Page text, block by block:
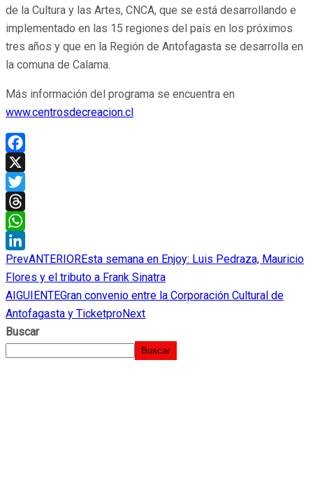
de la Cultura y las Artes, CNCA, que se está desarrollando e
implementado en las 15 regiones del país en los próximos
tres años y que en la Región de Antofagasta se desarrolla en
la comuna de Calama.
Más información del programa se encuentra en
www.centrosdecreacion.cl
Facebook
X
Twitter
Threads
WhatsApp
LinkedIn
PrevANTERIOREsta semana en Enjoy: Luis Pedraza, Mauricio
Flores y el tributo a Frank Sinatra
AIGUIENTEGran convenio entre la Corporación Cultural de
Antofagasta y TicketproNext
Buscar
Buscar